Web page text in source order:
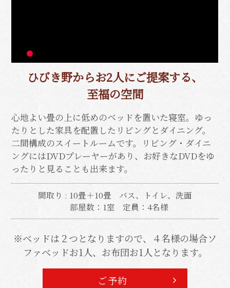
ひびき野からお2人にご提案する、
至福の空間
心地よい畳の上に低めのベッドを置いた寝室。ゆっ
たりとした家具を配置したリビングとダイニング。
二間構成のスイートルームです。
リビング・ダイニ
ングにはDVDプレーヤーがあり、 お好きなDVDをゆ
ったりと見ることも出来ます。
間取り : 10畳＋10畳
バス、トイレ、洗面
部屋数：1室
定員：4名様
※ベッドは２つとなりますので、４名様の場合ソ
ファベッドお1人、お布団お1人となります。
ご予約